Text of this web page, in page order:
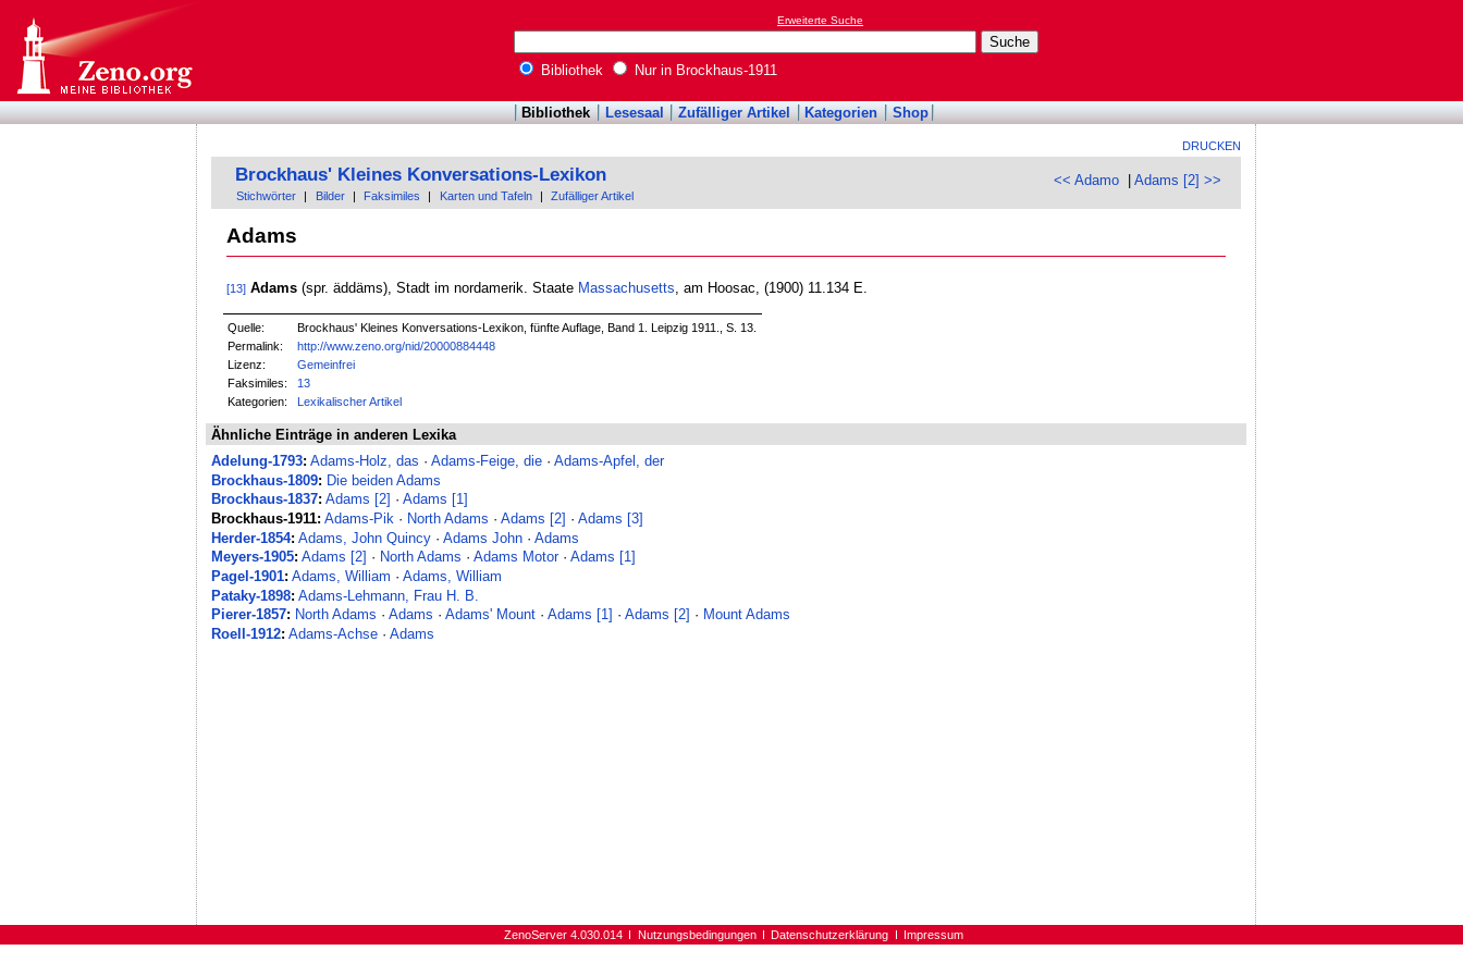
Erweiterte Suche
Bibliothek Nur in Brockhaus-1911
Bibliothek Lesesaal Zufälliger Artikel Kategorien Shop
DRUCKEN
<< Adamo |Adams [2] >>
Brockhaus' Kleines Konversations-Lexikon
Stichwörter Bilder Faksimiles Karten und Tafeln Zufälliger Artikel
Adams
[13] Adams(spr. äddäms), Stadt im nordamerik. Staate Massachusetts , am Hoosac, (1900) 11.134 E.
Quelle:
Brockhaus' Kleines Konversations-Lexikon, fünfte Auflage, Band 1. Leipzig 1911., S. 13.
Permalink:
http://www.zeno.org/nid/20000884448
Lizenz:
Gemeinfrei
Faksimiles:
13
Kategorien:
Lexikalischer Artikel
Ähnliche Einträge in anderen Lexika
Adelung-1793: Adams-Holz, das ·Adams-Feige, die ·Adams-Apfel, der
Brockhaus-1809: Die beiden Adams
Brockhaus-1837: Adams [2] ·Adams [1]
Brockhaus-1911: Adams-Pik · North Adams ·Adams [2] ·Adams [3]
Herder-1854: Adams, John Quincy ·Adams John ·Adams
Meyers-1905: Adams [2] · North Adams ·Adams Motor·Adams [1]
Pagel-1901: Adams, William ·Adams, William
Pataky-1898: Adams-Lehmann, Frau H. B.
Pierer-1857: North Adams ·Adams ·Adams' Mount ·Adams [1] ·Adams [2] · Mount Adams
Roell-1912: Adams-Achse ·Adams
ZenoServer 4.030.014 Nutzungsbedingungen Datenschutzerklärung Impressum